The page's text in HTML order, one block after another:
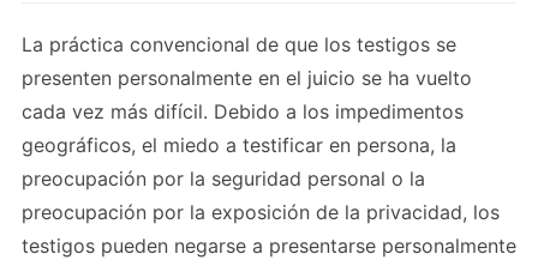
La práctica convencional de que los testigos se
presenten personalmente en el juicio se ha vuelto
cada vez más difícil. Debido a los impedimentos
geográficos, el miedo a testificar en persona, la
preocupación por la seguridad personal o la
preocupación por la exposición de la privacidad, los
testigos pueden negarse a presentarse personalmente